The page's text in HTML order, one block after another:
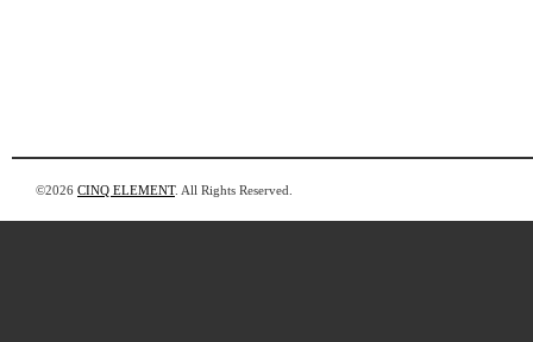
©2026 CINQ ELEMENT. All Rights Reserved.